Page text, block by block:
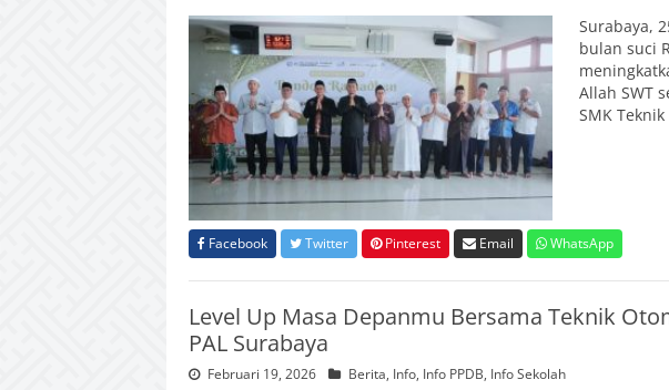
Surabaya,
bulan suci
Allah SWT
SMK
Facebook Twitter Pinterest Email WhatsApp
Level Up Masa Depanmu Bersama Teknik
PAL Surabaya
Februari 19, 2026 Berita, Info, Info PPDB, Info Sekolah